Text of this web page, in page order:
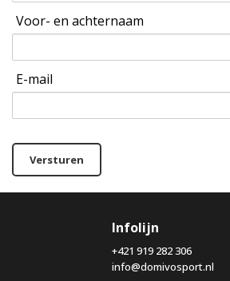
Voor- en achternaam
E-mail
Versturen
Infolijn
+421 919 282 306
info@domivosport.nl